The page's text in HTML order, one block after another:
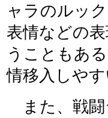
ャラのルッ
表情などの
うこともあ
情移入しやす
また、戦闘